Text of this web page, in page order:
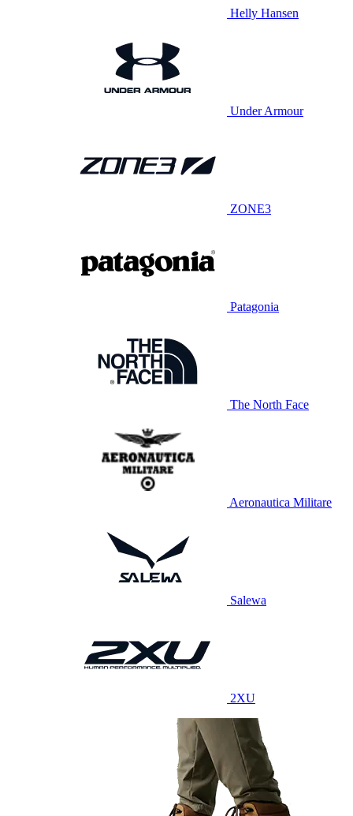
Helly Hansen
Under Armour
ZONE3
Patagonia
The North Face
Aeronautica Militare
Salewa
2XU